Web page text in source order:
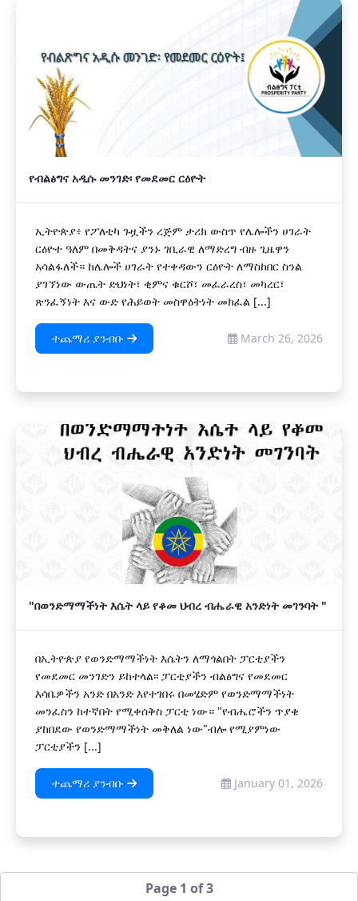
የብልፅግና አዲሱ መንገድ፡ የመደመር ርዕዮት
ኢትዮጵያ፥ የፖለቲካ ጉዟችን ረጅም ታሪክ ውስጥ የሌሎችን ሀገራት
ርዕዮተ ዓለም በመቅዳትና ያንኑ ገቢራዊ ለማድረግ ብዙ ጊዜዋን
አሳልፋለች። ከሌሎች ሀገራት የተቀዳውን ርዕዮት ለማስከበር ስንል
ያገኘነው ውጤት ድህነት፣ ቂምና ቁርሾ፣ መፈራረስ፣ መካረር፣
ጽንፈኝነት እና ውድ የሕይወት መስዋዕትነት መክፈል [...]
ተጨማሪ ያንብቡ March 26, 2026
"በወንድማማችነት እሴት ላይ የቆመ ህብረ ብሔራዊ አንድነት መገንባት "
በኢትዮጵያ የወንድማማችነት እሴትን ለማጎልበት ፓርቲያችን
የመደመር መንገድን ይከተላል፡፡ ፓርቲያችን ብልፅግና የመደመር
እሳቤዎችን አንድ በአንድ እየተገበሩ በመሄድም የወንድማማችነት
መንፈስን ከተኛበት የሚቀሰቅስ ፓርቲ ነው። "የብሔሮችን ጥያቄ
ያከበደው የወንድማማችነት መቅለል ነው"ብሎ የሚያምነው
ፓርቲያችን [...]
ተጨማሪ ያንብቡ January 01, 2026
Page 1 of 3